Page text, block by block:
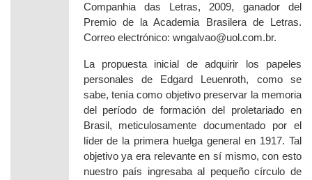
Companhia das Letras, 2009, ganador del
Premio de la Academia Brasilera de Letras.
Correo electrónico: wngalvao@uol.com.br.
La propuesta inicial de adquirir los papeles
personales de Edgard Leuenroth, como se
sabe, tenía como objetivo preservar la memoria
del período de formación del proletariado en
Brasil, meticulosamente documentado por el
líder de la primera huelga general en 1917. Tal
objetivo ya era relevante en sí mismo, con esto
nuestro país ingresaba al pequeño círculo de